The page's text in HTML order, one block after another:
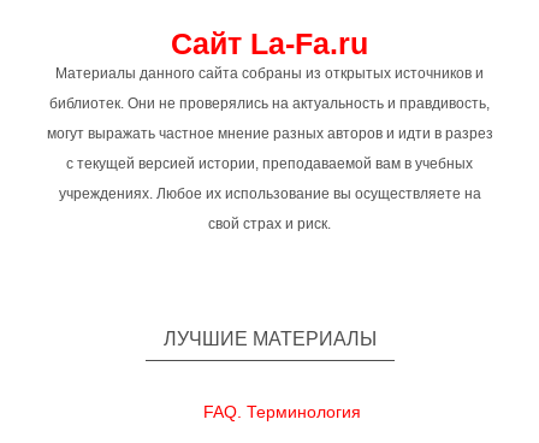
Сайт La-Fa.ru
Материалы данного сайта собраны из открытых источников и
библиотек. Они не проверялись на актуальность и правдивость,
могут выражать частное мнение разных авторов и идти в разрез
с текущей версией истории, преподаваемой вам в учебных
учреждениях. Любое их использование вы осуществляете на
свой страх и риск.
ЛУЧШИЕ МАТЕРИАЛЫ
FAQ. Терминология